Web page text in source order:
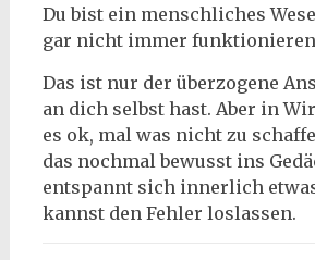
Du bist ein menschliches
gar nicht immer
Das ist nur der überzogene
an dich selbst hast. Aber in
es ok, mal was nicht zu
das nochmal bewusst ins
entspannt sich innerlich
kannst den Fehler loslassen.